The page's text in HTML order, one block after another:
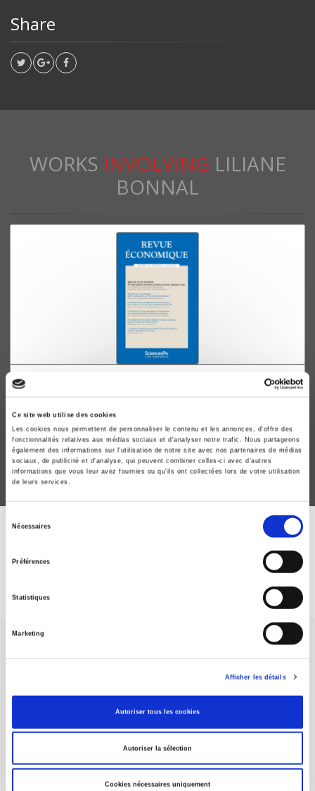
Ce site web utilise des cookies
Les cookies nous permettent de personnaliser le contenu et les annonces, d'offrir des
fonctionnalités relatives aux médias sociaux et d'analyser notre trafic. Nous partageons
également des informations sur l'utilisation de notre site avec nos partenaires de médias
sociaux, de publicité et d'analyse, qui peuvent combiner celles-ci avec d'autres
informations que vous leur avez fournies ou qu'ils ont collectées lors de votre utilisation
de leurs services.
Nécessaires
Préférences
Statistiques
Marketing
Afficher les détails
Autoriser tous les cookies
Autoriser la sélection
Cookies nécessaires uniquement
Share
WORKS INVOLVING LILIANE
BONNAL
Revue économique 69-3, mai 2018
risque 2016
Lydie Ancelot, Liliane Bonnal
SCIENCES PO UNIVERSITY PRESS has a threefold role: to publish
help public and political debate.continue